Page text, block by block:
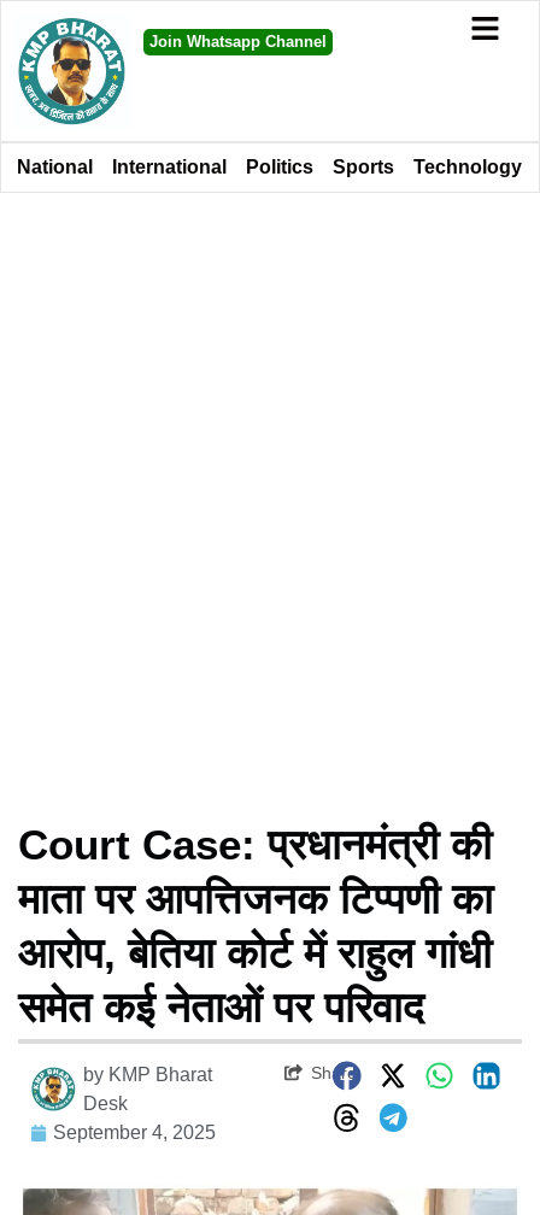
Join Whatsapp Channel
National International Politics Sports Technology
Court Case: प्रधानमंत्री की
माता पर आपत्तिजनक टिप्पणी का
आरोप, बेतिया कोर्ट में राहुल गांधी
समेत कई नेताओं पर परिवाद
by KMP Bharat
Desk
September 4, 2025
Share